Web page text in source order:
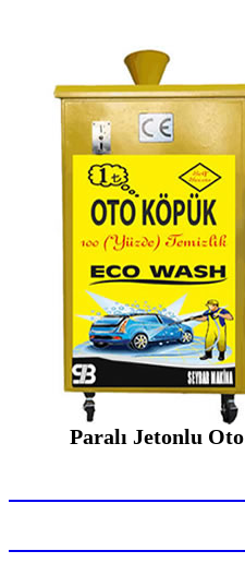
Paralı Jetonlu